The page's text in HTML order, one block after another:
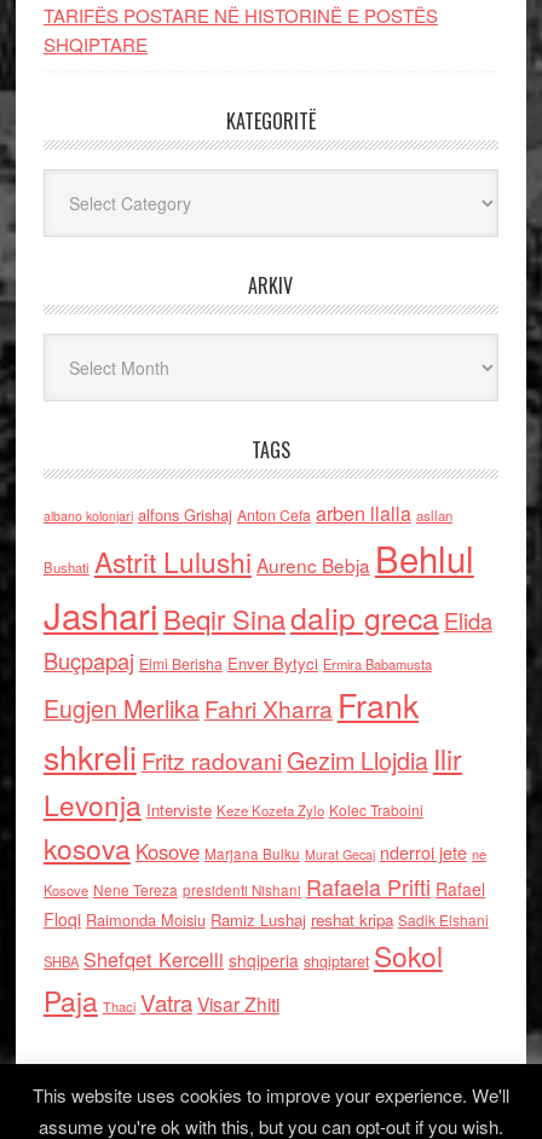
TARIFËS POSTARE NË HISTORINË E POSTËS
SHQIPTARE
KATEGORITË
ARKIV
TAGS
albano kolonjari alfons Grishaj Anton Cefa arben llalla asllan
Bushati Astrit Lulushi Aurenc Bebja Behlul
Jashari Beqir Sinadalip grecaElida
Buçpapaj Elmi Berisha Enver Bytyci Ermira Babamusta
Eugjen MerlikaFahri Xharra Frank
shkreli Fritz radovaniGezim Llojdia Ilir
Levonja Interviste Keze Kozeta Zylo Kolec Traboini
kosova Kosove Marjana Bulku Murat Gecaj nderroi jete ne
Kosove Nene Tereza presidenti Nishani Rafaela Prifti Rafael
Floqi Raimonda Moisiu Ramiz Lushaj reshat kripa Sadik Elshani
SHBA Shefqet Kercelli shqiperia shqiptaret Sokol
Paja Thaci VatraVisar Zhiti
This website uses cookies to improve your experience. We'll
assume you're ok with this, but you can opt-out if you wish.